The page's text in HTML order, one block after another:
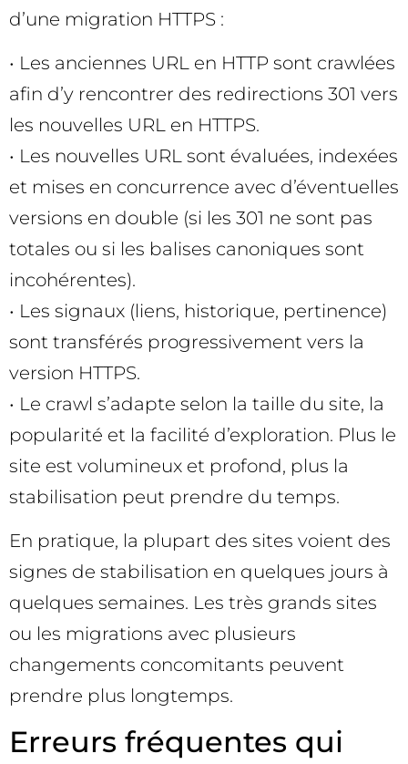
d’une migration HTTPS :
• Les anciennes URL en HTTP sont crawlées
afin d’y rencontrer des redirections 301 vers
les nouvelles URL en HTTPS.
• Les nouvelles URL sont évaluées, indexées
et mises en concurrence avec d’éventuelles
versions en double (si les 301 ne sont pas
totales ou si les balises canoniques sont
incohérentes).
• Les signaux (liens, historique, pertinence)
sont transférés progressivement vers la
version HTTPS.
• Le crawl s’adapte selon la taille du site, la
popularité et la facilité d’exploration. Plus le
site est volumineux et profond, plus la
stabilisation peut prendre du temps.
En pratique, la plupart des sites voient des
signes de stabilisation en quelques jours à
quelques semaines. Les très grands sites
ou les migrations avec plusieurs
changements concomitants peuvent
prendre plus longtemps.
Erreurs fréquentes qui